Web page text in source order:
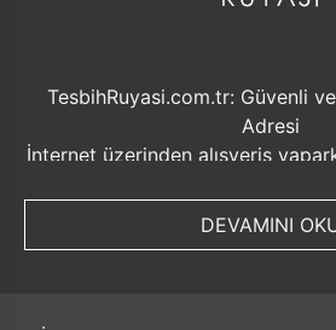
TesbihRuyasi.com.tr: Güvenli
Adresi
İnternet üzerinden alışveriş
TesbihRuyasi.com.tr,DEVAMINI